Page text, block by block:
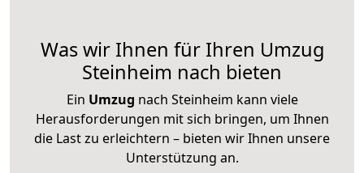
Was wir Ihnen für Ihren Umzug
Steinheim nach bieten
Ein Umzug nach Steinheim kann viele
Herausforderungen mit sich bringen, um Ihnen
die Last zu erleichtern – bieten wir Ihnen unsere
Unterstützung an.